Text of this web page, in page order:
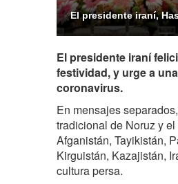
El presidente iraní,
El presidente iraní
festividad, y urge a
coronavirus.
En mensajes
tradicional de Noruz y
Afganistán, Tayikistán,
Kirguistán, Kazajistán,
cultura persa.